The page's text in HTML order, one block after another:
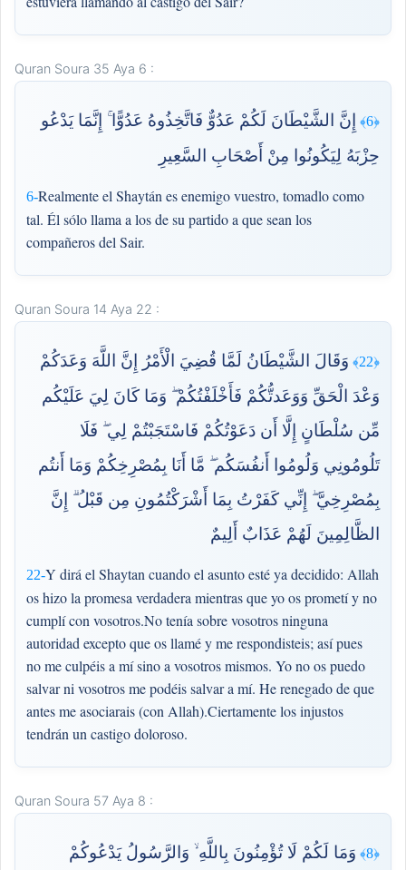
Quran Soura 35 Aya 6 :
﴿6﴾
إِنَّ الشَّيْطَانَ لَكُمْ عَدُوٌّ فَاتَّخِذُوهُ عَدُوًّا ۚ إِنَّمَا يَدْعُو
حِزْبَهُ لِيَكُونُوا مِنْ أَصْحَابِ السَّعِيرِ
6-Realmente el Shaytán es enemigo vuestro, tomadlo como
tal. Él sólo llama a los de su partido a que sean los
compañeros del Sair.
Quran Soura 14 Aya 22 :
﴿22﴾
وَقَالَ الشَّيْطَانُ لَمَّا قُضِيَ الْأَمْرُ إِنَّ اللَّهَ وَعَدَكُمْ
وَعْدَ الْحَقِّ وَوَعَدتُّكُمْ فَأَخْلَفْتُكُمْ ۖ وَمَا كَانَ لِيَ عَلَيْكُم
مِّن سُلْطَانٍ إِلَّا أَن دَعَوْتُكُمْ فَاسْتَجَبْتُمْ لِي ۖ فَلَا
تَلُومُونِي وَلُومُوا أَنفُسَكُم ۖ مَّا أَنَا بِمُصْرِخِكُمْ وَمَا أَنتُم
بِمُصْرِخِيَّ ۖ إِنِّي كَفَرْتُ بِمَا أَشْرَكْتُمُونِ مِن قَبْلُ ۗ إِنَّ
الظَّالِمِينَ لَهُمْ عَذَابٌ أَلِيمٌ
22-Y dirá el Shaytan cuando el asunto esté ya decidido: Allah
os hizo la promesa verdadera mientras que yo os prometí y no
cumplí con vosotros.No tenía sobre vosotros ninguna
autoridad excepto que os llamé y me respondisteis; así pues
no me culpéis a mí sino a vosotros mismos. Yo no os puedo
salvar ni vosotros me podéis salvar a mí. He renegado de que
antes me asociarais (con Allah).Ciertamente los injustos
tendrán un castigo doloroso.
Quran Soura 57 Aya 8 :
﴿8﴾
وَمَا لَكُمْ لَا تُؤْمِنُونَ بِاللَّهِ ۙ وَالرَّسُولُ يَدْعُوكُمْ